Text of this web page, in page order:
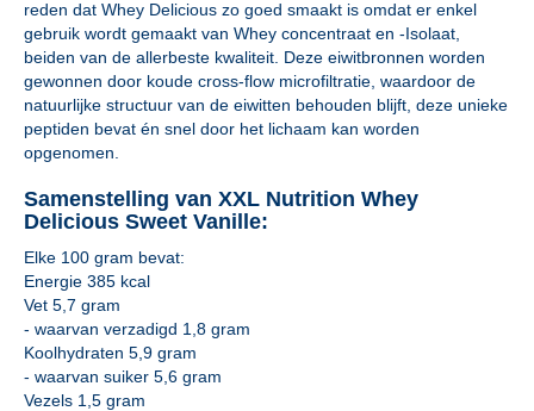
reden dat Whey Delicious zo goed smaakt is omdat er enkel
gebruik wordt gemaakt van Whey concentraat en -Isolaat,
beiden van de allerbeste kwaliteit. Deze eiwitbronnen worden
gewonnen door koude cross-flow microfiltratie, waardoor de
natuurlijke structuur van de eiwitten behouden blijft, deze unieke
peptiden bevat én snel door het lichaam kan worden
opgenomen.
Samenstelling van XXL Nutrition Whey
Delicious Sweet Vanille:
Elke 100 gram bevat:
Energie 385 kcal
Vet 5,7 gram
- waarvan verzadigd 1,8 gram
Koolhydraten 5,9 gram
- waarvan suiker 5,6 gram
Vezels 1,5 gram